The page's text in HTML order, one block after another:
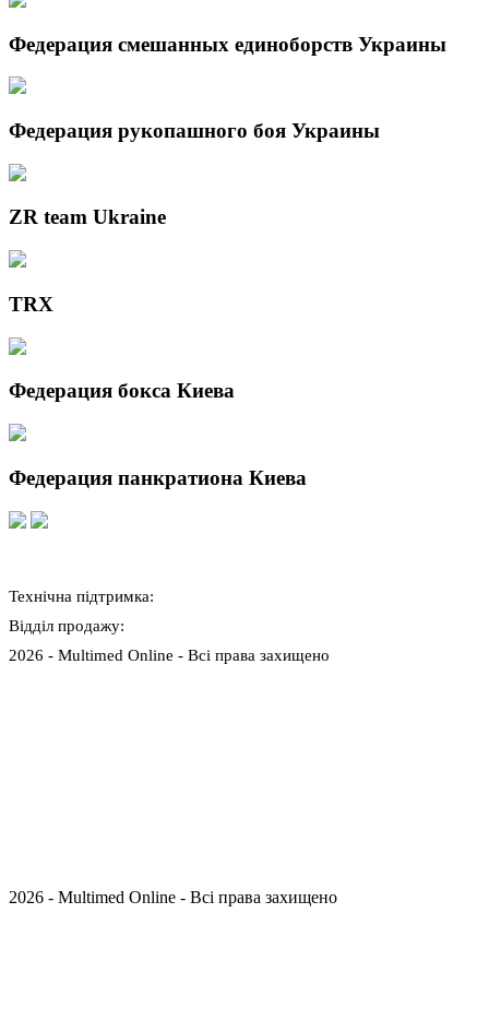
Федерация смешанных единоборств Украины
Федерация рукопашного боя Украины
ZR team Ukraine
TRX
Федерация бокса Киева
Федерация панкратиона Киева
Технічна підтримка:
Відділ продажу:
2026 - Multimed Online - Всі права захищено
2026 - Multimed Online - Всі права захищено